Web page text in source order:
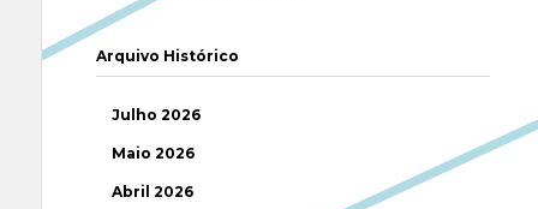
Arquivo Histórico
Julho 2026
Maio 2026
Abril 2026